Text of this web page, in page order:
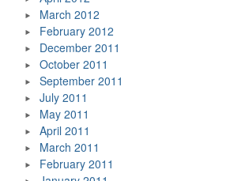
March 2012
February 2012
December 2011
October 2011
September 2011
July 2011
May 2011
April 2011
March 2011
February 2011